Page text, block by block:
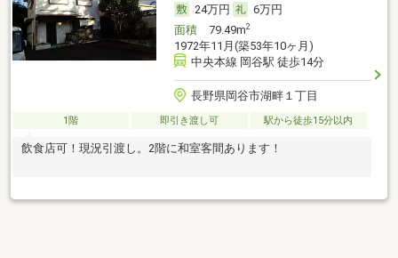
24万円
6万円
面積79.49m2
1972年11月(築53年10ヶ月)
中央本線 岡谷駅 徒歩14分
長野県岡谷市湖畔１丁目
1階 即引き渡し可 駅から徒歩15分以内
飲食店可！現況引渡し。2階に和室客間あります！